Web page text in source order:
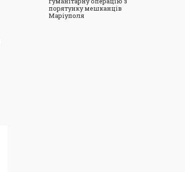
порятунку мешканців
Маріуполя